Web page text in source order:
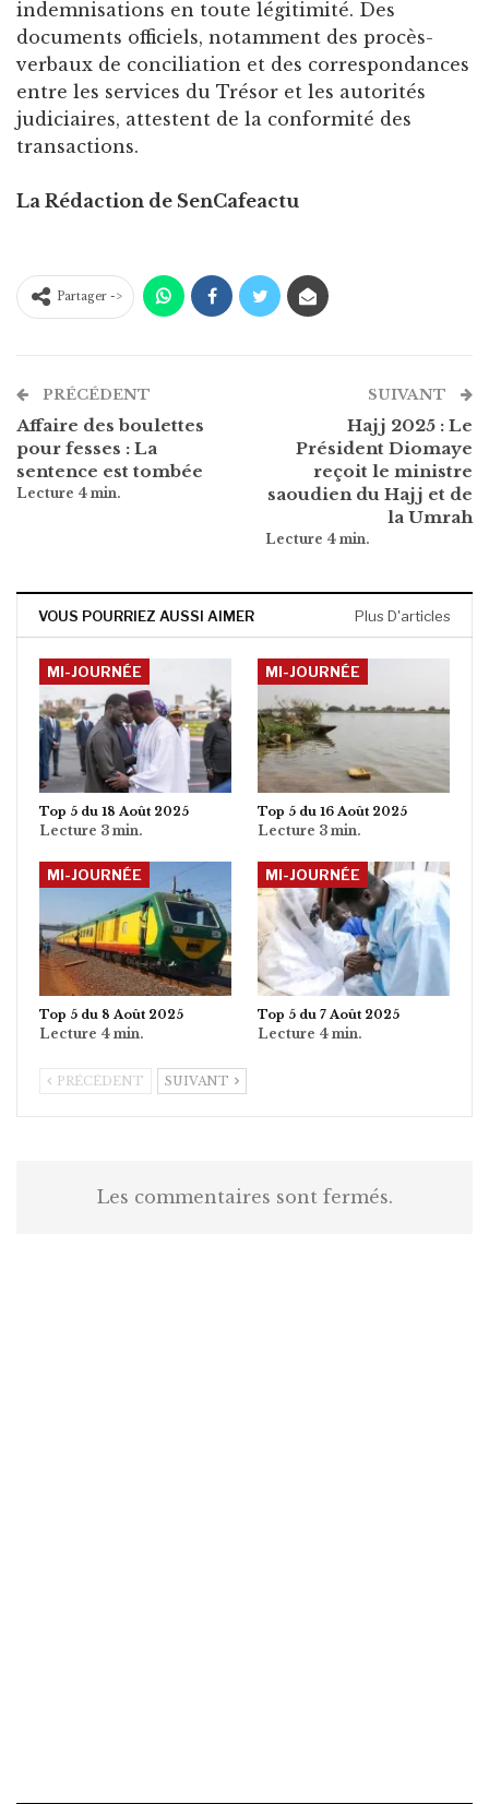
indemnisations en toute légitimité. Des
documents officiels, notamment des procès-
verbaux de conciliation et des correspondances
entre les services du Trésor et les autorités
judiciaires, attestent de la conformité des
transactions.
La Rédaction de SenCafeactu
Partager ->
PRÉCÉDENT
Affaire des boulettes
pour fesses : La
sentence est tombée
SUIVANT
Hajj 2025 : Le
Président Diomaye
reçoit le ministre
saoudien du Hajj et de
la Umrah
VOUS POURRIEZ AUSSI AIMER Plus D'articles
MI-JOURNÉE
Top 5 du 18 Août 2025
MI-JOURNÉE
Top 5 du 16 Août 2025
MI-JOURNÉE
Top 5 du 8 Août 2025
MI-JOURNÉE
Top 5 du 7 Août 2025
PRÉCÉDENT SUIVANT
Les commentaires sont fermés.